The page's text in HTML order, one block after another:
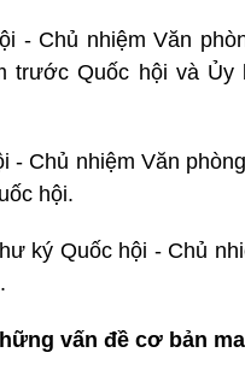
- Chủ nhiệm Văn
trước Quốc hội và
- Chủ nhiệm Văn
hội.
ký Quốc hội - Chủ
vấn đề cơ bản